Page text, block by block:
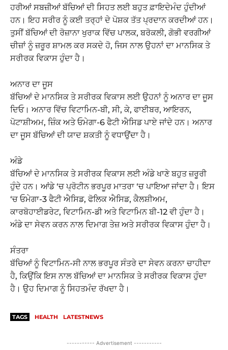
ਹਰੀਆਂ ਸਬਜ਼ੀਆਂ ਬੱਚਿਆਂ ਦੀ ਸਿਹਤ ਲਈ ਬਹੁਤ ਫ਼ਾਇਦੇਮੰਦ ਹੁੰਦੀਆਂ
ਹਨ। ਇਹ ਸਰੀਰ ਨੂੰ ਕਈ ਤਰ੍ਹਾਂ ਦੇ ਪੋਸ਼ਕ ਤੱਤ ਪ੍ਰਦਾਨ ਕਰਦੀਆਂ ਹਨ।
ਤੁਸੀਂ ਬੱਚਿਆਂ ਦੀ ਰੋਜ਼ਾਨਾ ਖੁਰਾਕ ਵਿੱਚ ਪਾਲਕ, ਬਰੋਕਲੀ, ਗੋਭੀ ਵਰਗੀਆਂ
ਚੀਜ਼ਾਂ ਨੂੰ ਜ਼ਰੂਰ ਸ਼ਾਮਲ ਕਰ ਸਕਦੇ ਹੋ, ਜਿਸ ਨਾਲ ਉਹਨਾਂ ਦਾ ਮਾਨਸਿਕ ਤੇ
ਸਰੀਰਕ ਵਿਕਾਸ ਹੁੰਦਾ ਹੈ।
ਅਨਾਰ ਦਾ ਜੂਸ
ਬੱਚਿਆਂ ਦੇ ਮਾਨਸਿਕ ਤੇ ਸਰੀਰਕ ਵਿਕਾਸ ਲਈ ਉਹਨਾਂ ਨੂੰ ਅਨਾਰ ਦਾ ਜੂਸ
ਦਿਓ। ਅਨਾਰ ਵਿੱਚ ਵਿਟਾਮਿਨ-ਬੀ, ਸੀ, ਕੇ, ਫਾਈਬਰ, ਆਇਰਨ,
ਪੋਟਾਸ਼ੀਅਮ, ਜ਼ਿੰਕ ਅਤੇ ਓਮੇਗਾ-6 ਫੈਟੀ ਐਸਿਡ ਪਾਏ ਜਾਂਦੇ ਹਨ। ਅਨਾਰ
ਦਾ ਜੂਸ ਬੱਚਿਆਂ ਦੀ ਯਾਦ ਸ਼ਕਤੀ ਨੂੰ ਵਧਾਉਂਦਾ ਹੈ।
ਅੰਡੇ
ਬੱਚਿਆਂ ਦੇ ਮਾਨਸਿਕ ਤੇ ਸਰੀਰਕ ਵਿਕਾਸ ਲਈ ਅੰਡੇ ਖਾਣੇ ਬਹੁਤ ਜ਼ਰੂਰੀ
ਹੁੰਦੇ ਹਨ। ਆਂਡੇ ‘ਚ ਪ੍ਰੋਟੀਨ ਭਰਪੂਰ ਮਾਤਰਾ ‘ਚ ਪਾਇਆ ਜਾਂਦਾ ਹੈ। ਇਸ
‘ਚ ਓਮੇਗਾ-3 ਫੈਟੀ ਐਸਿਡ, ਫੋਲਿਕ ਐਸਿਡ, ਕੈਲਸ਼ੀਅਮ,
ਕਾਰਬੋਹਾਈਡਰੇਟ, ਵਿਟਾਮਿਨ-ਡੀ ਅਤੇ ਵਿਟਾਮਿਨ ਬੀ-12 ਵੀ ਹੁੰਦਾ ਹੈ।
ਅੰਡੇ ਦਾ ਸੇਵਨ ਕਰਨ ਨਾਲ ਦਿਮਾਗ ਤੇਜ਼ ਅਤੇ ਸਰੀਰਕ ਵਿਕਾਸ ਹੁੰਦਾ ਹੈ।
ਸੰਤਰਾ
ਬੱਚਿਆਂ ਨੂੰ ਵਿਟਾਮਿਨ-ਸੀ ਨਾਲ ਭਰਪੂਰ ਸੰਤਰੇ ਦਾ ਸੇਵਨ ਕਰਨਾ ਚਾਹੀਦਾ
ਹੈ, ਕਿਉਂਕਿ ਇਸ ਨਾਲ ਬੱਚਿਆਂ ਦਾ ਮਾਨਸਿਕ ਤੇ ਸਰੀਰਕ ਵਿਕਾਸ ਹੁੰਦਾ
ਹੈ। ਉਹ ਦਿਮਾਗ ਨੂੰ ਸਿਹਤਮੰਦ ਰੱਖਦਾ ਹੈ।
TAGS HEALTH LATESTNEWS
----------- Advertisement -----------